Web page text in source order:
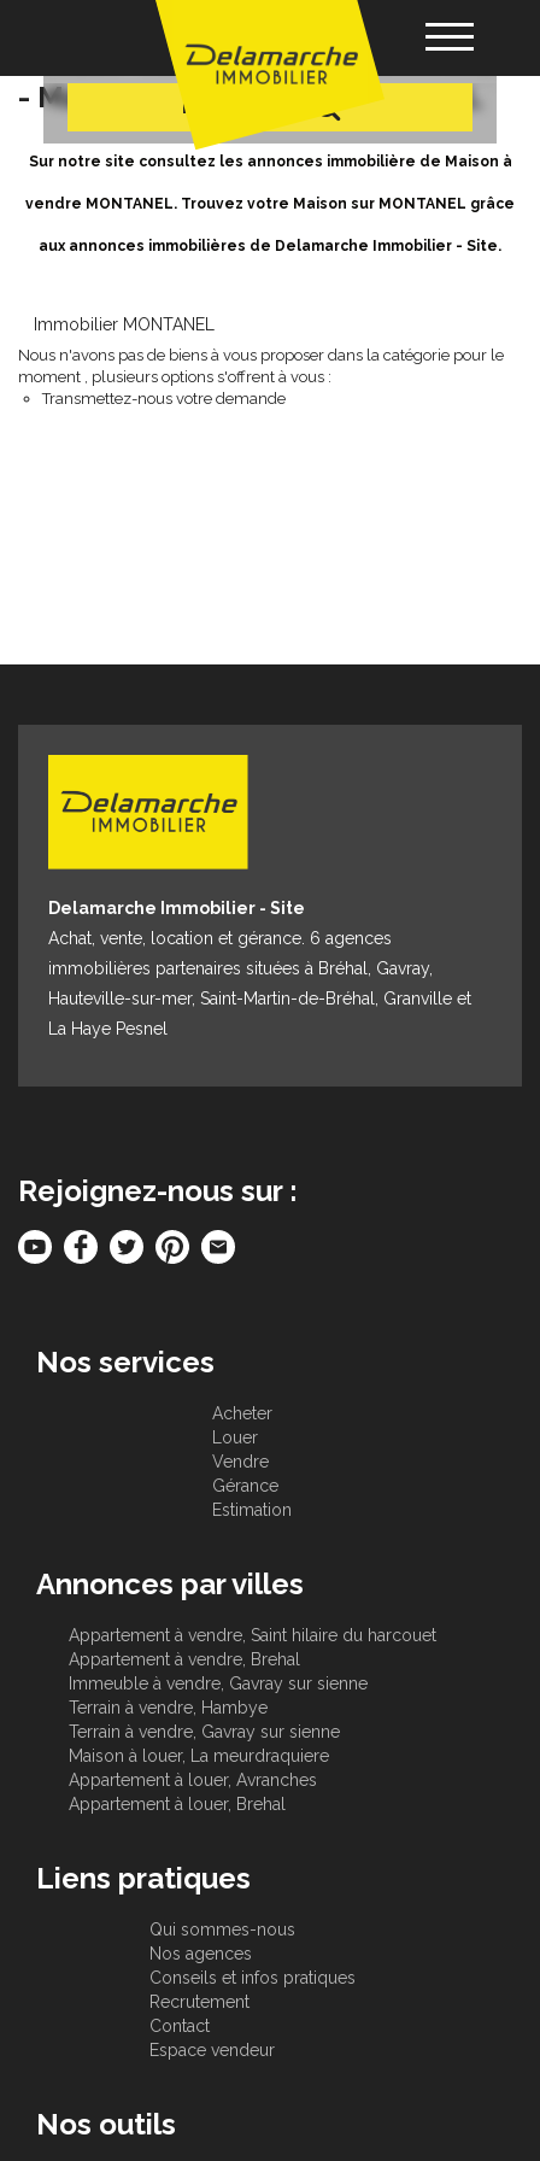
Acheter
Gérance
Recherche
Achat / Vente Maison MONTANEL
- Maison a vendre à MONTANEL
Sur notre site consultez les annonces immobilière de Maison à
vendre MONTANEL. Trouvez votre Maison sur MONTANEL grâce
aux annonces immobilières de Delamarche Immobilier - Site.
Immobilier MONTANEL
Nous n'avons pas de biens à vous proposer dans la catégorie pour le
moment , plusieurs options s'offrent à vous :
Transmettez-nous votre demande
Delamarche Immobilier - Site
Achat, vente, location et gérance. 6 agences
immobilières partenaires situées à Bréhal, Gavray,
Hauteville-sur-mer, Saint-Martin-de-Bréhal, Granville et
La Haye Pesnel
Rejoignez-nous sur :
Nos services
Acheter
Louer
Vendre
Gérance
Estimation
Annonces par villes
Appartement à vendre, Saint hilaire du harcouet
Appartement à vendre, Brehal
Immeuble à vendre, Gavray sur sienne
Terrain à vendre, Hambye
Terrain à vendre, Gavray sur sienne
Maison à louer, La meurdraquiere
Appartement à louer, Avranches
Appartement à louer, Brehal
Liens pratiques
Qui sommes-nous
Nos agences
Conseils et infos pratiques
Recrutement
Contact
Espace vendeur
Nos outils